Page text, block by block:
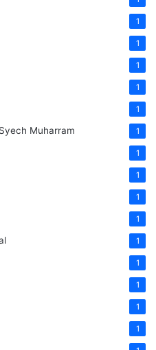
1
1
1
1
1
Muharram 1
1
1
1
1
1
1
1
1
1